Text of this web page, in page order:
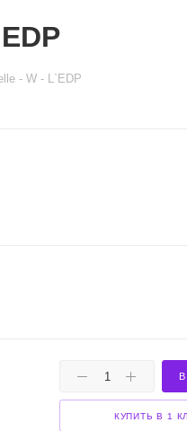
- W - L`EDP
КУПИТЬ В 1